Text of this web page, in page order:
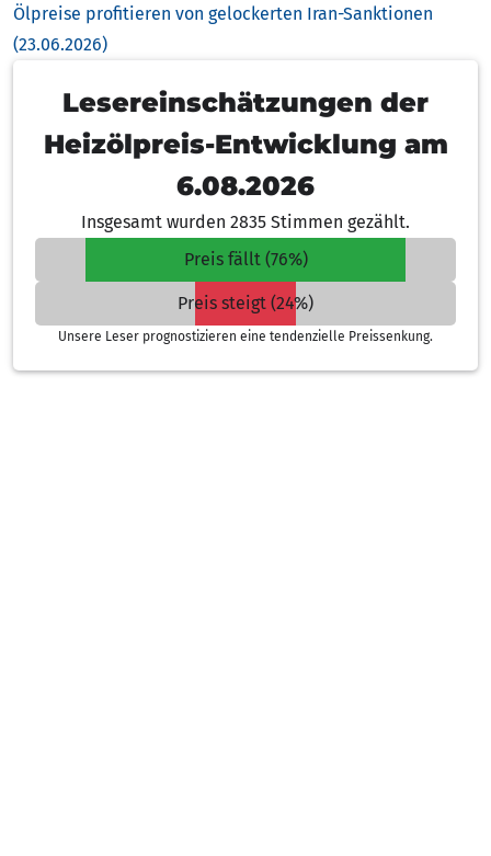
Ölpreise profitieren von gelockerten Iran-Sanktionen
(23.06.2026)
Lesereinschätzungen der
Heizölpreis-Entwicklung am
6.08.2026
Insgesamt wurden 2835 Stimmen gezählt.
Preis fällt (76%)
Preis steigt (24%)
Unsere Leser prognostizieren eine tendenzielle Preissenkung.